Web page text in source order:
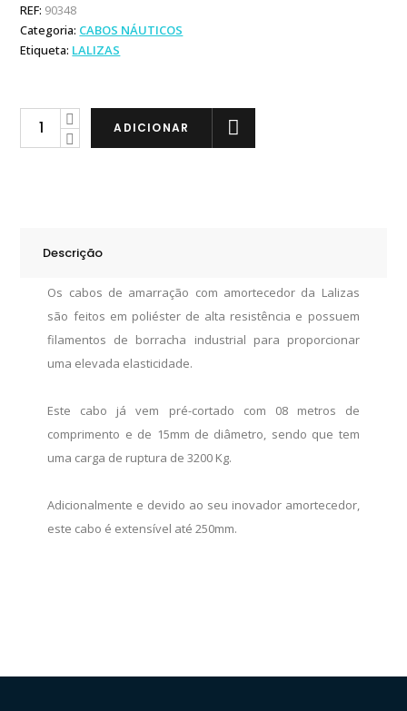
REF: 90348
Categoria: CABOS NÁUTICOS
Etiqueta: LALIZAS
Lalizas
quantity
ADICIONAR
Descrição
Os cabos de amarração com amortecedor da Lalizas
são feitos em poliéster de alta resistência e possuem
filamentos de borracha industrial para proporcionar
uma elevada elasticidade.
Este cabo já vem pré-cortado com 08 metros de
comprimento e de 15mm de diâmetro, sendo que tem
uma carga de ruptura de 3200 Kg.
Adicionalmente e devido ao seu inovador amortecedor,
este cabo é extensível até 250mm.